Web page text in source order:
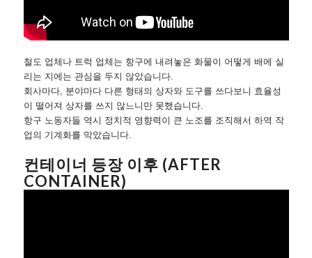
철도 업체나 트럭 업체는 항구에 내려놓은 화물이 어떻게 배에 실
리는 지에는 관심을 두지 않았습니다.
회사마다, 분야마다 다른 형태의 상자와 도구를 쓰다보니 효율성
이 떨어져 상자를 쓰지 않느니만 못했습니다.
항구 노동자들 역시 정치적 영향력이 큰 노조를 조직해서 하역 작
업의 기계화를 막았습니다.
컨테이너 등장 이후 (AFTER
CONTAINER)